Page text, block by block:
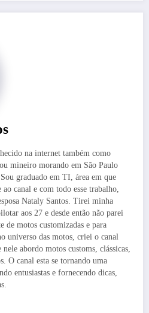
na internet também como
mineiro morando em São Paulo
graduado em TI, área em que
canal e com todo esse trabalho,
Nataly Santos. Tirei minha
aos 27 e desde então não parei
de motos customizadas e para
universo das motos, criei o canal
abordo motos customs, clássicas,
O canal esta se tornando uma
entusiastas e fornecendo dicas,